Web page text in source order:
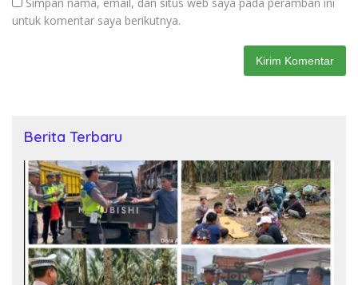
untuk komentar saya berikutnya.
Berita Terbaru